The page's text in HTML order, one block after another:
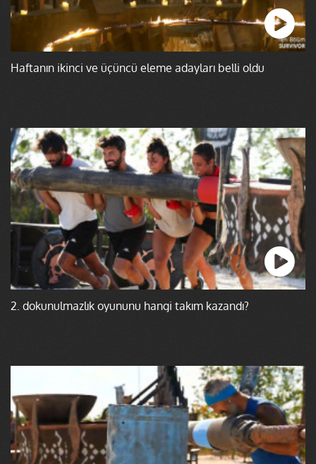
Haftanın ikinci ve üçüncü eleme adayları belli oldu
2. dokunulmazlık oyununu hangi takım kazandı?